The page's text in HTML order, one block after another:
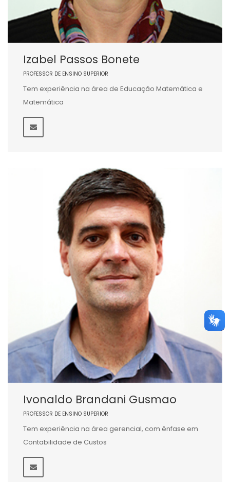
Izabel Passos Bonete
PROFESSOR DE ENSINO SUPERIOR
Tem experiência na área de Educação Matemática e
Matemática
Ivonaldo Brandani Gusmao
PROFESSOR DE ENSINO SUPERIOR
Tem experiência na área gerencial, com ênfase em
Contabilidade de Custos